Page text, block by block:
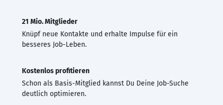
21 Mio. Mitglieder
Knüpf neue Kontakte und erhalte Impulse für ein
besseres Job-Leben.
Kostenlos profitieren
Schon als Basis-Mitglied kannst Du Deine Job-Suche
deutlich optimieren.